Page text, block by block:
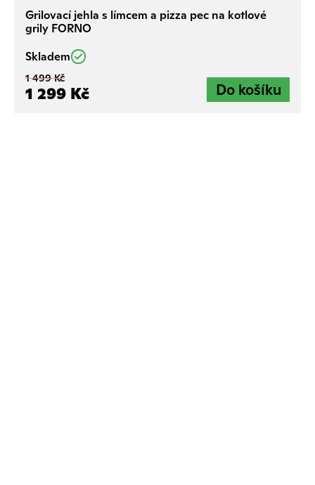
Grilovací jehla s límcem a pizza pec na kotlové
grily FORNO
Skladem
1 499 Kč
1 299 Kč